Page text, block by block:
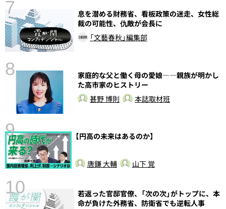
7
息を潜める財務省、看板政策の迷走、女性総
裁の可能性、仇敵が会長に
「文藝春秋」編集部
8
家庭的な父と働く母の愛娘――親族が明かし
た高市家のヒストリー
甚野 博則
本誌取材班
9 【円高の未来はあるのか】
唐鎌 大輔 山下 覚
10
若返った官邸官僚、「次の次」がトップに、本
命が負けた外務省、防衛省でも逆転人事